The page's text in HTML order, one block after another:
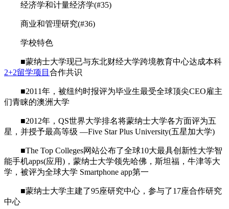
经济学和计量经济学(#35)
商业和管理研究(#36)
学校特色
■蒙纳士大学现已与东北财经大学跨境教育中心达成本科
2+2留学项目 合作共识
■2011年，被纽约时报评为毕业生最受全球顶尖CEO雇主
们青睐的澳洲大学
■2012年，QS世界大学排名将蒙纳士大学各方面评为五
星，并授予最高等级 —Five Star Plus University(五星加大学)
■The Top Colleges网站公布了全球10大最具创新性大学智
能手机apps(应用)，蒙纳士大学领先哈佛，斯坦福，牛津等大
学，被评为全球大学 Smartphone app第一
■蒙纳士大学主建了95座研究中心，参与了17座合作研究
中心